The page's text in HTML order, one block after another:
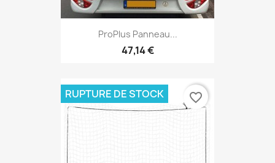
ProPlus Panneau...
47,14 €
RUPTURE DE STOCK favorite_border